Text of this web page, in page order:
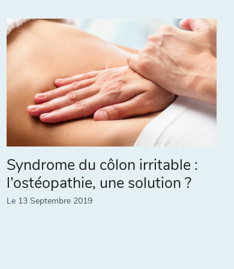
Syndrome du côlon irritable :
l’ostéopathie, une solution ?
Le 13 Septembre 2019